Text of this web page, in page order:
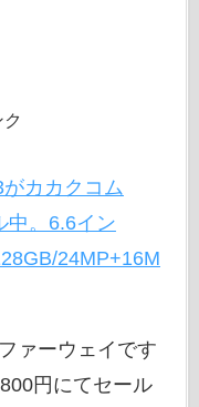
カカクコム
。6.6イン
24MP+16M
ァーウェイです
円にてセール